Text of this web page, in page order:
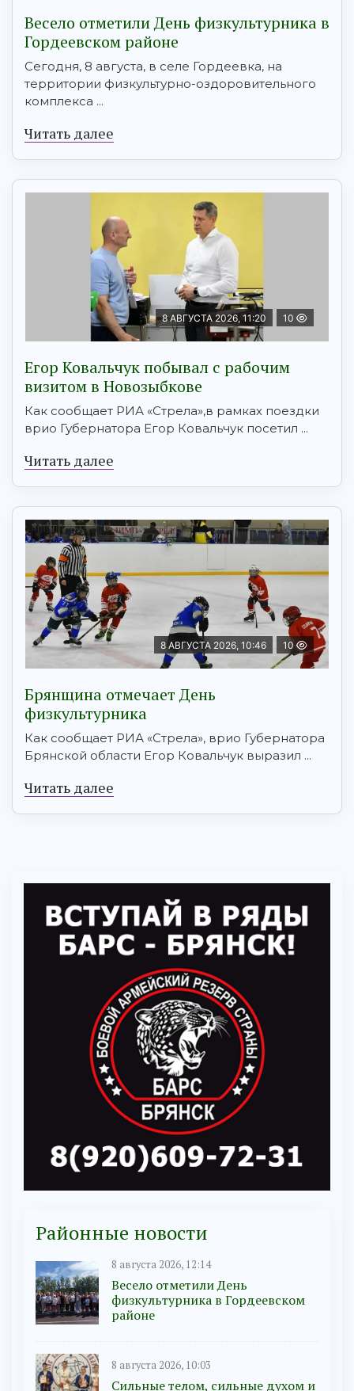
Весело отметили День физкультурника в
Гордеевском районе
Сегодня, 8 августа, в селе Гордеевка, на
территории физкультурно-оздоровительного
комплекса ...
Читать далее
8 АВГУСТА 2026, 11:20 10
Егор Ковальчук побывал с рабочим
визитом в Новозыбкове
Как сообщает РИА «Стрела»,в рамках поездки
врио Губернатора Егор Ковальчук посетил ...
Читать далее
8 АВГУСТА 2026, 10:46 10
Брянщина отмечает День
физкультурника
Как сообщает РИА «Стрела», врио Губернатора
Брянской области Егор Ковальчук выразил ...
Читать далее
Районные новости
8 августа 2026, 12:14
Весело отметили День
физкультурника в Гордеевском
районе
8 августа 2026, 10:03
Сильные телом, сильные духом и